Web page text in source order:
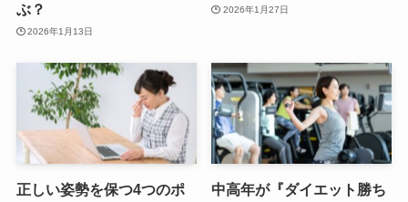
ぶ？
2026年1月13日
2026年1月27日
正しい姿勢を保つ4つのポ
中高年が『ダイエット勝ち